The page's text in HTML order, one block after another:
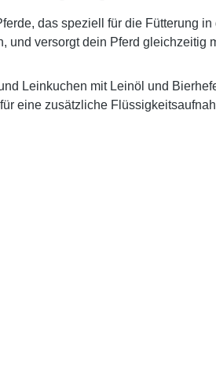
das speziell für die Fütterung
versorgt dein Pferd gleichzeitig
Leinkuchen mit Leinöl und
eine zusätzliche